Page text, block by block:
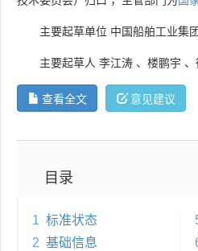
主要起草单位 中国船舶工业集
主要起草人 李江涛 、 楼鹏宇 、
查看全文 意见建议
目录
1 标准状态
2 基础信息